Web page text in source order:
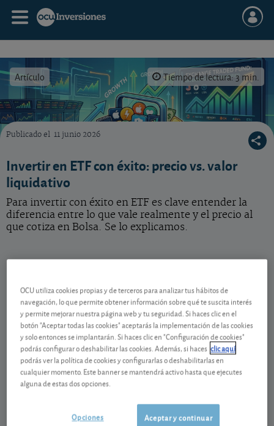
Artículo Tiempo de lectura: 3 min.
Para invertir con éxito en ETF es clave entender la dife-rencia entre lo que vale
Publicado el 11 junio 2026
Invertir en ETF con éxito: precio vs. valor
liquidativo
Para invertir con éxito en ETF es clave entender la
diferencia entre lo que vale realmente y el precio al
que cotiza en Bolsa. Se lo explicamos.
liquidativo
Para invertir con éxito en ETF es clave entender la
diferencia entre lo que vale realmente y el precio al
que usted lo compra o vende en Bolsa.
El precio al que compra o vende
Una de las grandes ventajas de los ETF (fondos
cotizados) respecto a los fondos tradicionales es que
OCU utiliza cookies propias y de terceros para analizar tus hábitos de
navegación, lo que permite obtener información sobre qué te suscita interés
y permite mejorar nuestra página web y tu seguridad. Si haces clic en el
botón "Aceptar todas las cookies" aceptarás la implementación de las cookies
y solo entonces se implantarán. Si haces clic en "Configuración de cookies"
podrás configurar o deshabilitar las cookies. Además, si haces clic aquí
podrás ver la política de cookies y configurarlas o deshabilitarlas en
cualquier momento. Este banner se mantendrá activo hasta que ejecutes
alguna de estas dos opciones.
Aceptar y continuar
Opciones